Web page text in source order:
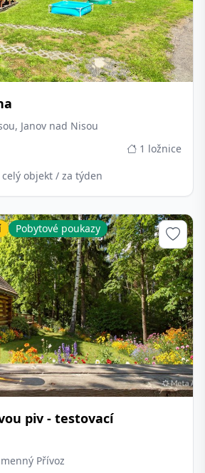
Janov nad Nisou
1 ložnice
celý objekt / za týden
piv - testovací
Přívoz
Pobytové poukazy